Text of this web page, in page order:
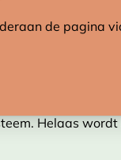
de pagina
Helaas